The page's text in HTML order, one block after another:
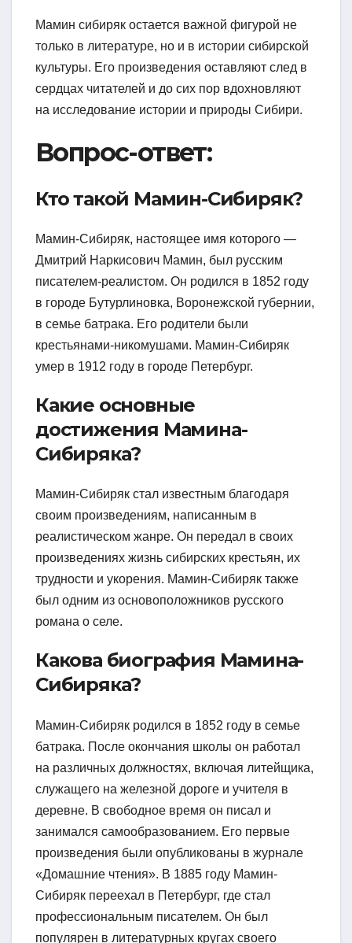
Мамин сибиряк остается важной фигурой не
только в литературе, но и в истории сибирской
культуры. Его произведения оставляют след в
сердцах читателей и до сих пор вдохновляют
на исследование истории и природы Сибири.
Вопрос-ответ:
Кто такой Мамин-Сибиряк?
Мамин-Сибиряк, настоящее имя которого —
Дмитрий Наркисович Мамин, был русским
писателем-реалистом. Он родился в 1852 году
в городе Бутурлиновка, Воронежской губернии,
в семье батрака. Его родители были
крестьянами-никомушами. Мамин-Сибиряк
умер в 1912 году в городе Петербург.
Какие основные
достижения Мамина-
Сибиряка?
Мамин-Сибиряк стал известным благодаря
своим произведениям, написанным в
реалистическом жанре. Он передал в своих
произведениях жизнь сибирских крестьян, их
трудности и укорения. Мамин-Сибиряк также
был одним из основоположников русского
романа о селе.
Какова биография Мамина-
Сибиряка?
Мамин-Сибиряк родился в 1852 году в семье
батрака. После окончания школы он работал
на различных должностях, включая литейщика,
служащего на железной дороге и учителя в
деревне. В свободное время он писал и
занимался самообразованием. Его первые
произведения были опубликованы в журнале
«Домашние чтения». В 1885 году Мамин-
Сибиряк переехал в Петербург, где стал
профессиональным писателем. Он был
популярен в литературных кругах своего